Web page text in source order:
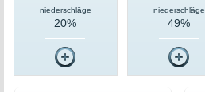
niederschläge
20%
niederschläge
49%